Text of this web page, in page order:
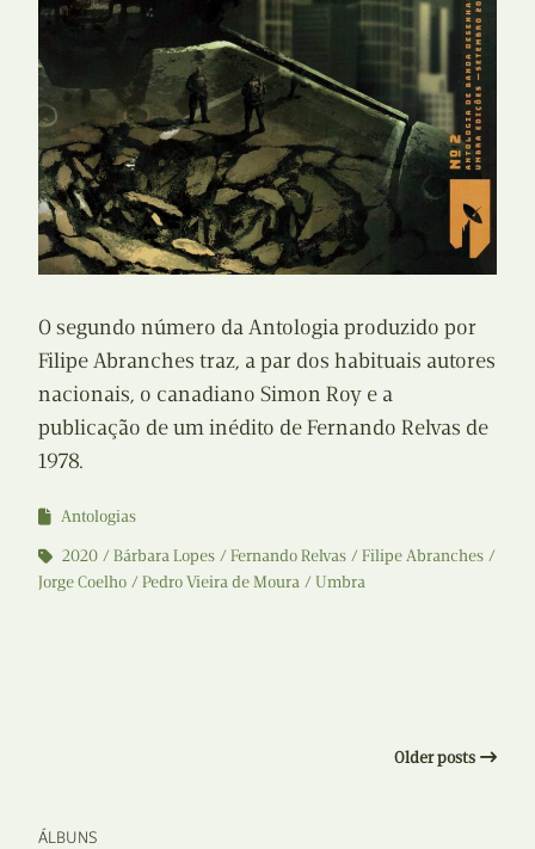
O segundo número da Antologia produzido por
Filipe Abranches traz, a par dos habituais autores
nacionais, o canadiano Simon Roy e a
publicação de um inédito de Fernando Relvas de
1978.
Antologias
2020
Bárbara Lopes Fernando Relvas
Filipe Abranches
Jorge Coelho
Pedro Vieira de Moura Umbra
Older posts
ÁLBUNS